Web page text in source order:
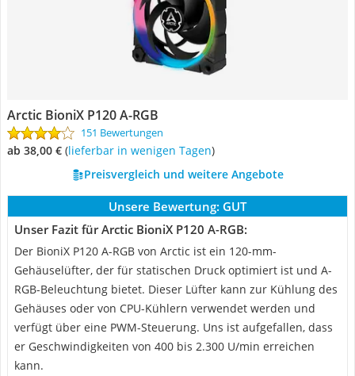
Arctic BioniX P120 A-RGB
151 Bewertungen
ab 38,00 € ( Lieferbar in wenigen Tagen)
Preisvergleich und weitere Angebote
Unsere Bewertung: GUT
Unser Fazit für Arctic BioniX P120 A-RGB:
Der BioniX P120 A-RGB von Arctic ist ein 120-mm-
Gehäuselüfter, der für statischen Druck optimiert ist und A-
RGB-Beleuchtung bietet. Dieser Lüfter kann zur Kühlung des
Gehäuses oder von CPU-Kühlern verwendet werden und
verfügt über eine PWM-Steuerung. Uns ist aufgefallen, dass
er Geschwindigkeiten von 400 bis 2.300 U/min erreichen
kann.